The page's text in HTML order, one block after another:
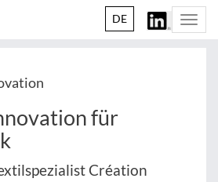
DE
für
Création